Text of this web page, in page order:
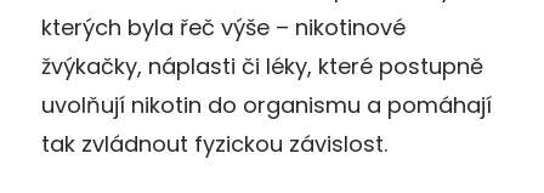
kterých byla řeč výše – nikotinové
žvýkačky, náplasti či léky, které postupně
uvolňují nikotin do organismu a pomáhají
tak zvládnout fyzickou závislost.